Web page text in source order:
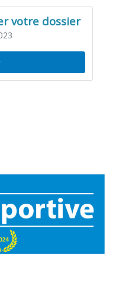
votre dossier